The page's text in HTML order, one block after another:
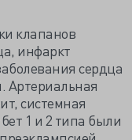
клапанов
инфаркт
сердца
Артериальная
системная
1 и 2 типа были